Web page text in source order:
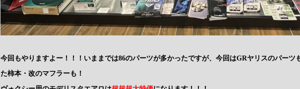
今回もやりますよー！！！いままでは86のパーツが多かったですが、今回はGRヤリスのパーツ
た柿本・改のマフラーも！